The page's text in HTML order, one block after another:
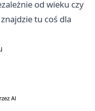
od wieku czy
tu coś dla